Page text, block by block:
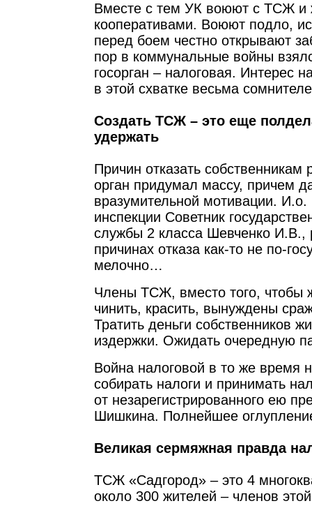
Вместе с тем УК воюют с ТСЖ
кооперативами. Воюют подло,
перед боем честно открывают
пор в коммунальные войны
госорган – налоговая. Интерес
в этой схватке весьма
Создать ТСЖ – это еще
удержать
Причин отказать собственникам
орган придумал массу, причем
вразумительной мотивации. И.о.
инспекции Советник
службы 2 класса Шевченко И.В.,
причинах отказа как-то не по-
мелочно…
Члены ТСЖ, вместо того, чтобы
чинить, красить, вынуждены
Тратить деньги собственников
издержки. Ожидать очередную
Война налоговой в то же время
собирать налоги и принимать
от незарегистрированного ею
Шишкина. Полнейшее
Великая сермяжная правда
ТСЖ «Садгород» – это 4
около 300 жителей – членов